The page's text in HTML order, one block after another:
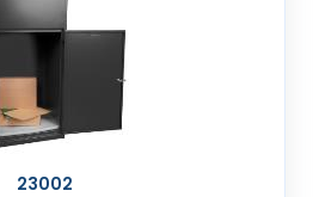
23002